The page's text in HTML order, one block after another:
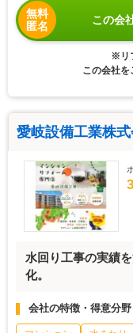
無料
匿名
この会
※リ
この会社を
愛岐設備工業株式
水回り工事の実績
化。
会社の特徴・得意分野